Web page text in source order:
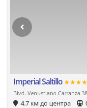
Imperial Saltillo ★★★★
Blvd. Venustiano Carranza
4.7 км до центра